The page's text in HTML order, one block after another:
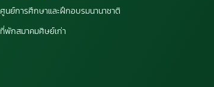
ศูนย์การศึกษาและฝึกอบรมนานาชาติ
ที่พักสมาคมศิษย์เก่า